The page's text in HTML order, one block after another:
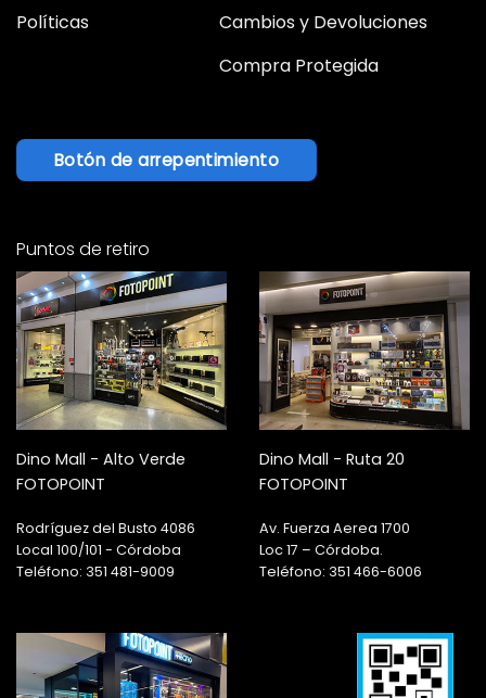
Políticas
Cambios y Devoluciones
Compra Protegida
Botón de arrepentimiento
Puntos de retiro
Dino Mall - Alto Verde
FOTOPOINT
Rodríguez del Busto 4086
Local 100/101 - Córdoba
Teléfono: 351 481-9009
Dino Mall - Ruta 20
FOTOPOINT
Av. Fuerza Aerea 1700
Loc 17 – Córdoba.
Teléfono: 351 466-6006